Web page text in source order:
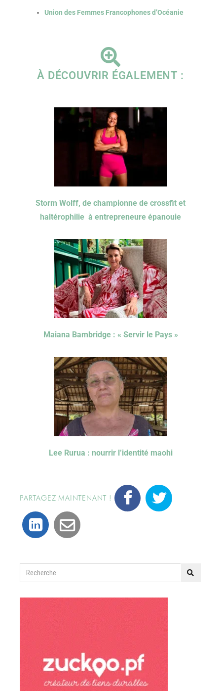
Union des Femmes Francophones d’Océanie
À DÉCOUVRIR ÉGALEMENT :
Storm Wolff, de championne de crossfit et
haltérophilie à entrepreneure épanouie
Maiana Bambridge : « Servir le Pays »
Lee Rurua : nourrir l’identité maohi
PARTAGEZ MAINTENANT !